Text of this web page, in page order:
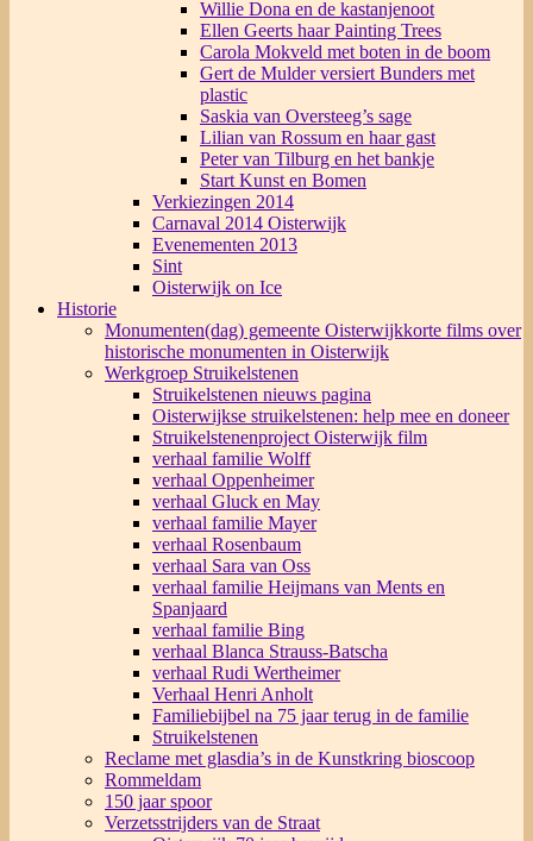
Willie Dona en de kastanjenoot
Ellen Geerts haar Painting Trees
Carola Mokveld met boten in de boom
Gert de Mulder versiert Bunders met
plastic
Saskia van Oversteeg’s sage
Lilian van Rossum en haar gast
Peter van Tilburg en het bankje
Start Kunst en Bomen
Verkiezingen 2014
Carnaval 2014 Oisterwijk
Evenementen 2013
Sint
Oisterwijk on Ice
Historie
Monumenten(dag) gemeente Oisterwijkkorte films over
historische monumenten in Oisterwijk
Werkgroep Struikelstenen
Struikelstenen nieuws pagina
Oisterwijkse struikelstenen: help mee en doneer
Struikelstenenproject Oisterwijk film
verhaal familie Wolff
verhaal Oppenheimer
verhaal Gluck en May
verhaal familie Mayer
verhaal Rosenbaum
verhaal Sara van Oss
verhaal familie Heijmans van Ments en
Spanjaard
verhaal familie Bing
verhaal Blanca Strauss-Batscha
verhaal Rudi Wertheimer
Verhaal Henri Anholt
Familiebijbel na 75 jaar terug in de familie
Struikelstenen
Reclame met glasdia’s in de Kunstkring bioscoop
Rommeldam
150 jaar spoor
Verzetsstrijders van de Straat